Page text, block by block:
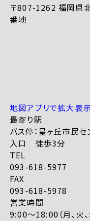
〒807-1262 福岡県
番地
地図アプリで拡大表示
最寄り駅
バス停：星ヶ丘市民
入口 徒歩3分
TEL
093-618-5977
FAX
093-618-5978
営業時間
9:00～18:00（月、火